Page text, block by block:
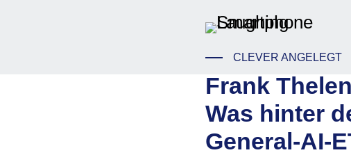
CLEVER ANGELEGT
Frank
Was hinter
General-AI-